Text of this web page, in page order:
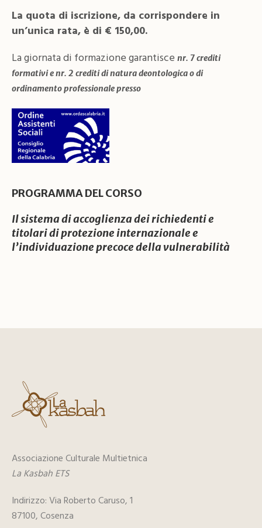
La quota di iscrizione, da corrispondere in
un’unica rata, è di € 150,00.
La giornata di formazione garantisce nr. 7 crediti
formativienr. 2 crediti di natura deontologica o di
ordinamento professionale presso
PROGRAMMA DEL CORSO
Il sistema di accoglienza dei richiedenti e
titolari di protezione internazionale e
l’individuazione precoce della vulnerabilità
Associazione Culturale Multietnica
La Kasbah ETS
Indirizzo: Via Roberto Caruso, 1
87100, Cosenza